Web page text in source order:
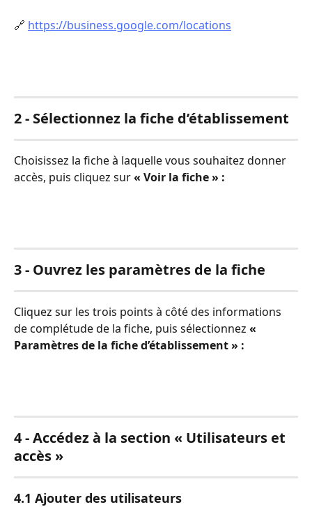
🔗 https://business.google.com/locations
2 - Sélectionnez la fiche d’établissement
Choisissez la fiche à laquelle vous souhaitez donner
accès, puis cliquez sur « Voir la fiche » :
3 - Ouvrez les paramètres de la fiche
Cliquez sur les trois points à côté des informations
de complétude de la fiche, puis sélectionnez «
Paramètres de la fiche d’établissement » :
4 - Accédez à la section « Utilisateurs et
accès »
4.1 Ajouter des utilisateurs